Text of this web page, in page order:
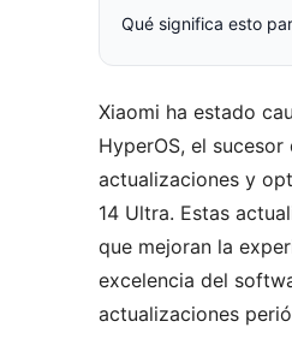
Qué significa esto
Xiaomi ha estado
HyperOS, el
actualizaciones y
14 Ultra. Estas
que mejoran la
excelencia del
actualizaciones